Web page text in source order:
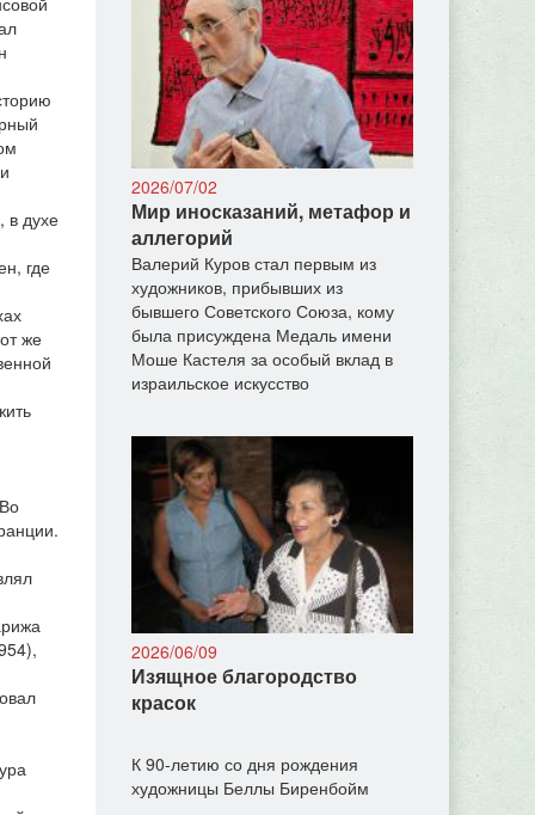
в духе
где
же
2026/07/02
Мир иносказаний, метафор и
аллегорий
Валерий Куров стал первым из
художников, прибывших из
бывшего Советского Союза, кому
была присуждена Медаль имени
Моше Кастеля за особый вклад в
израильское искусство
2026/06/09
Изящное благородство
красок
К 90-летию со дня рождения
художницы Беллы Биренбойм